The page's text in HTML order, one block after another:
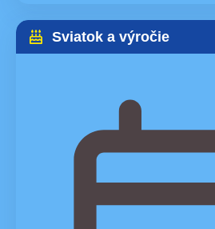
Sviatok a výročie